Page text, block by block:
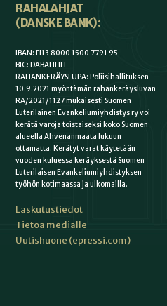
RAHALAHJAT
(DANSKE BANK):
IBAN: FI13 8000 1500 7791 95
BIC: DABAFIHH
RAHANKERÄYSLUPA: Poliisihallituksen
10.9.2021 myöntämän rahankeräysluvan
RA/2021/1127 mukaisesti Suomen
Luterilainen Evankeliumiyhdistys ry voi
kerätä varoja toistaiseksi koko Suomen
alueella Ahvenanmaata lukuun
ottamatta. Kerätyt varat käytetään
vuoden kuluessa keräyksestä Suomen
Luterilaisen Evankeliumiyhdistyksen
työhön kotimaassa ja ulkomailla.
Laskutustiedot
Tietoa medialle
Uutishuone (epressi.com)